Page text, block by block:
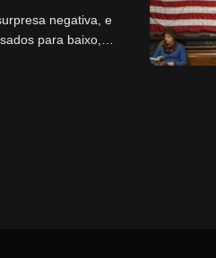
as
negativa, e
para baixo,
uma resiliência